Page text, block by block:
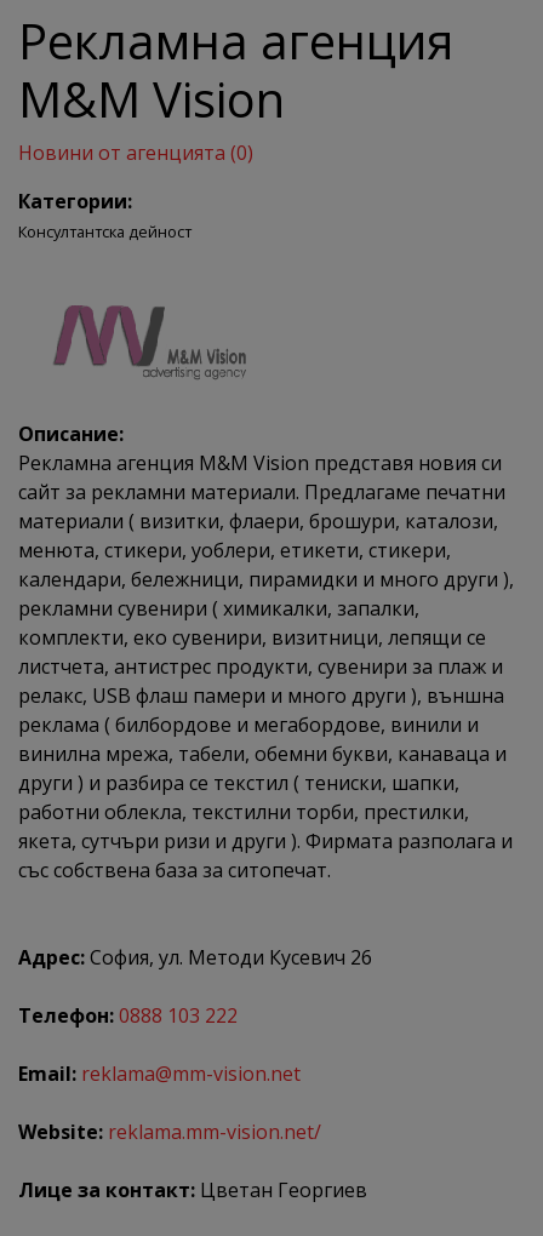
Рекламна агенция
M&M Vision
Новини от агенцията (0)
Категории:
Консултантска дейност
Описание:
Рекламна агенция M&M Vision представя новия си
сайт за рекламни материали. Предлагаме печатни
материали ( визитки, флаери, брошури, каталози,
менюта, стикери, уоблери, етикети, стикери,
календари, бележници, пирамидки и много други ),
рекламни сувенири ( химикалки, запалки,
комплекти, еко сувенири, визитници, лепящи се
листчета, антистрес продукти, сувенири за плаж и
релакс, USB флаш памери и много други ), външна
реклама ( билбордове и мегабордове, винили и
винилна мрежа, табели, обемни букви, канаваца и
други ) и разбира се текстил ( тениски, шапки,
работни облекла, текстилни торби, престилки,
якета, сутчъри ризи и други ). Фирмата разполага и
със собствена база за ситопечат.
Адрес:София, ул. Методи Кусевич 26
Телефон:0888 103 222
Email: reklama@mm-vision.net
Website: reklama.mm-vision.net/
Лице за контакт: Цветан Георгиев